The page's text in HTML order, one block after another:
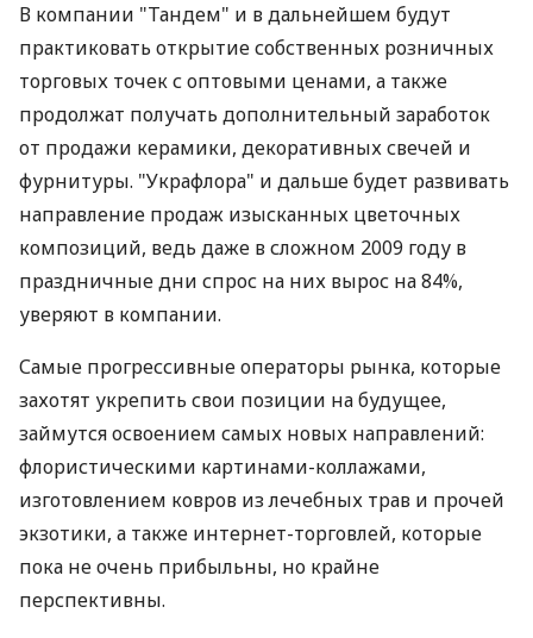
В компании "Тандем" и в дальнейшем будут
практиковать открытие собственных розничных
торговых точек с оптовыми ценами, а также
продолжат получать дополнительный заработок
от продажи керамики, декоративных свечей и
фурнитуры. "Украфлора" и дальше будет развивать
направление продаж изысканных цветочных
композиций, ведь даже в сложном 2009 году в
праздничные дни спрос на них вырос на 84%,
уверяют в компании.
Самые прогрессивные операторы рынка, которые
захотят укрепить свои позиции на будущее,
займутся освоением самых новых направлений:
флористическими картинами-коллажами,
изготовлением ковров из лечебных трав и прочей
экзотики, а также интернет-торговлей, которые
пока не очень прибыльны, но крайне
перспективны.